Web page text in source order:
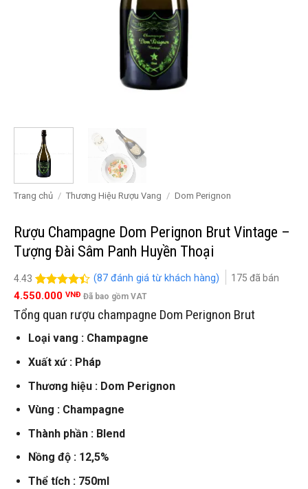
Trang chủ / Thương Hiệu Rượu Vang / Dom Perignon
Rượu Champagne Dom Perignon Brut Vintage –
Tượng Đài Sâm Panh Huyền Thoại
4.43
4.43trên
87
giá
(87đánh giá từ khách hàng) 175 đã bán
4.550.000 VNĐ Đã bao gồm VAT
Tổng quan rượu champagne Dom Perignon Brut
Loại vang : Champagne
Xuất xứ : Pháp
Thương hiệu : Dom Perignon
Vùng : Champagne
Thành phần : Blend
Nồng độ : 12,5%
Thể tích : 750ml